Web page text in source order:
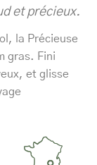
et précieux.
la Précieuse
gras. Fini
et glisse